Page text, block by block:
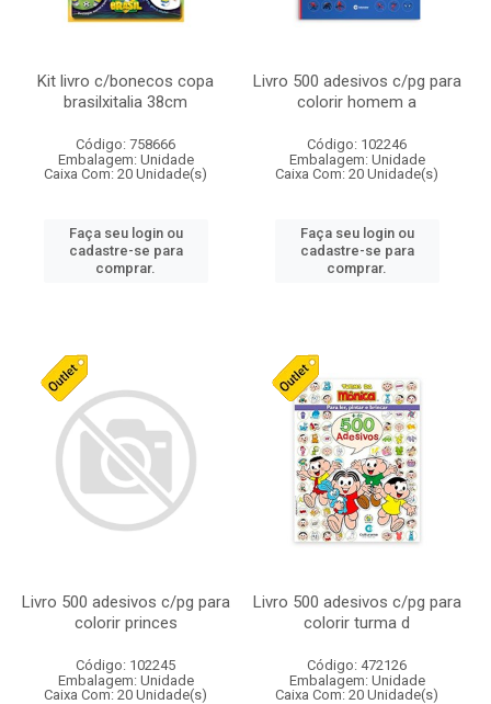
Kit livro c/bonecos copa
brasilxitalia 38cm
Código: 758666
Embalagem: Unidade
Caixa Com: 20 Unidade(s)
Faça seu login ou
cadastre-se para
comprar.
Livro 500 adesivos c/pg para
colorir homem a
Código: 102246
Embalagem: Unidade
Caixa Com: 20 Unidade(s)
Faça seu login ou
cadastre-se para
comprar.
Livro 500 adesivos c/pg para
colorir princes
Código: 102245
Embalagem: Unidade
Caixa Com: 20 Unidade(s)
Livro 500 adesivos c/pg para
colorir turma d
Código: 472126
Embalagem: Unidade
Caixa Com: 20 Unidade(s)